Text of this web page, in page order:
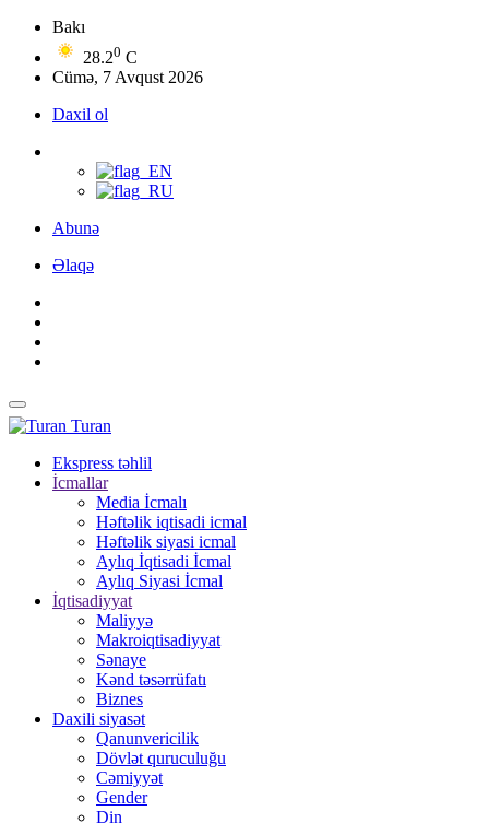
Bakı
28.20 C
Cümə, 7 Avqust 2026
Daxil ol
Abunə
Əlaqə
Turan
Ekspress təhlil
İcmallar
Media İcmalı
Həftəlik iqtisadi icmal
Həftəlik siyasi icmal
Aylıq İqtisadi İcmal
Aylıq Siyasi İcmal
İqtisadiyyat
Maliyyə
Makroiqtisadiyyat
Sənaye
Kənd təsərrüfatı
Biznes
Daxili siyasət
Qanunvericilik
Dövlət quruculuğu
Cəmiyyət
Gender
Din